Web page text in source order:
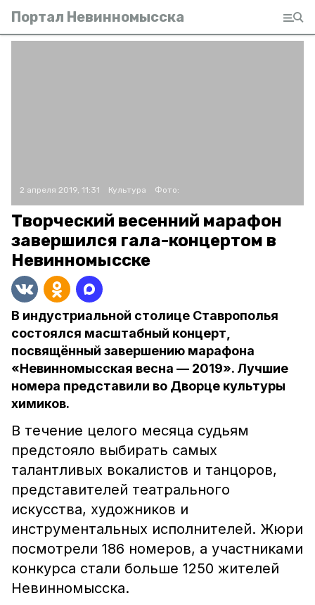
Портал Невинномысска
2 апреля 2019, 11:31 Культура Фото:
Творческий весенний марафон
завершился гала-концертом в
Невинномысске
В индустриальной столице Ставрополья
состоялся масштабный концерт,
посвящённый завершению марафона
«Невинномысская весна — 2019». Лучшие
номера представили во Дворце культуры
химиков.
В течение целого месяца судьям
предстояло выбирать самых
талантливых вокалистов и танцоров,
представителей театрального
искусства, художников и
инструментальных исполнителей. Жюри
посмотрели 186 номеров, а участниками
конкурса стали больше 1250 жителей
Невинномысска.